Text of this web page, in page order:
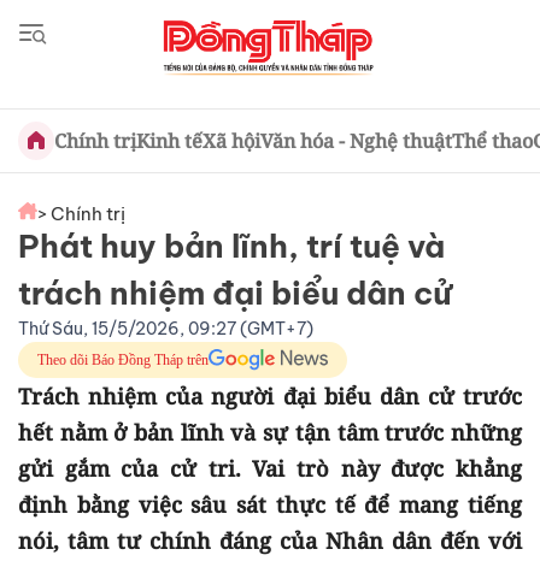
Chính trịKinh tếXã hộiVăn hóa - Nghệ thuậtThể thao
> Chính trị
Phát huy bản lĩnh, trí tuệ và
trách nhiệm đại biểu dân cử
Thứ Sáu, 15/5/2026, 09:27 (GMT+7)
Theo dõi Báo Đồng Tháp trên
Trách nhiệm của người đại biểu dân cử trước
hết nằm ở bản lĩnh và sự tận tâm trước những
gửi gắm của cử tri. Vai trò này được khẳng
định bằng việc sâu sát thực tế để mang tiếng
nói, tâm tư chính đáng của Nhân dân đến với